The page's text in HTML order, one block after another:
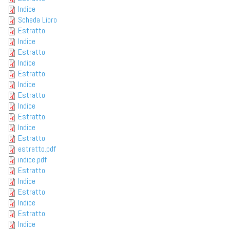
Indice
Scheda Libro
Estratto
Indice
Estratto
Indice
Estratto
Indice
Estratto
Indice
Estratto
Indice
Estratto
estratto.pdf
indice.pdf
Estratto
Indice
Estratto
Indice
Estratto
Indice